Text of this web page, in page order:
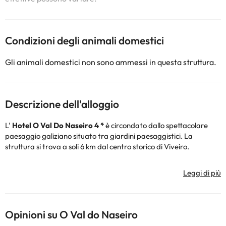
Condizioni degli animali domestici
Gli animali domestici non sono ammessi in questa struttura.
Descrizione dell'alloggio
L' Hotel O Val Do Naseiro 4 *è circondato dallo spettacolare
paesaggio galiziano situato tra giardini paesaggistici. La
struttura si trova a soli 6 km dal centro storico di Viveiro.
sono spaziose ed eleganti, con pavimenti in moquette,
aria condizionata, riscaldamento, cassaforte, scrivania e bagno
L'hotel offre un menù à la carte che comprende una varietà di
Opinioni su O Val do Naseiro